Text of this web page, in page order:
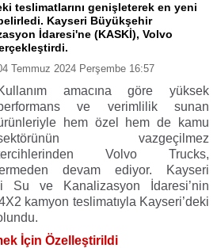
teslimatlarını genişleterek en yeni
Kayseri Büyükşehir
İdaresi'ne (KASKİ), Volvo
Temmuz 2024 Perşembe 16:57
amacına göre yüksek
ve verimlilik sunan
hem özel hem de kamu
vazgeçilmez
Volvo Trucks,
devam ediyor. Kayseri
Su ve Kanalizasyon İdaresi’nin
kamyon teslimatıyla Kayseri’deki
İçin Özelleştirildi